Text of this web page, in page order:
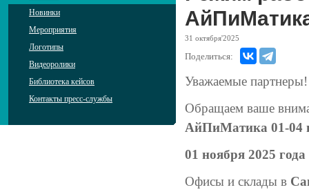
Новинки
Мероприятия
Логотипы
Видеоролики
Библиотека кейсов
Контакты пресс-службы
31 октября'2025
Поделиться:
Уважаемые партнеры!
Обращаем ваше
АйПиМатика 01-04
01 ноября 2025 года
Офисы и склады в